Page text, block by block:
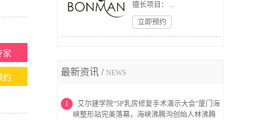
家
约
擅长项目： ...
立即预约
最新资讯 / NEWS
1
艾尔建学院“5P乳房修复手术演示大会”厦门海
峡整形站完美落幕，海峡沸腾沟创始人林沸腾